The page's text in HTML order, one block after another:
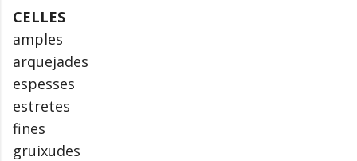
CELLES
amples
arquejades
espesses
estretes
fines
gruixudes